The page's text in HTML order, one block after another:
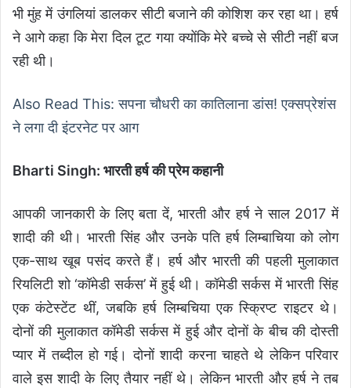
भी मुंह में उंगलियां डालकर सीटी बजाने की कोशिश कर रहा था। हर्ष
ने आगे कहा कि मेरा दिल टूट गया क्योंकि मेरे बच्चे से सीटी नहीं बज
रही थी।
Also Read This: सपना चौधरी का कातिलाना डांस! एक्सप्रेशंस
ने लगा दी इंटरनेट पर आग
Bharti Singh: भारती हर्ष की प्रेम कहानी
आपकी जानकारी के लिए बता दें, भारती और हर्ष ने साल 2017 में
शादी की थी। भारती सिंह और उनके पति हर्ष लिम्बाचिया को लोग
एक-साथ खूब पसंद करते हैं। हर्ष और भारती की पहली मुलाकात
रियलिटी शो ‘कॉमेडी सर्कस’ में हुई थी। कॉमेडी सर्कस में भारती सिंह
एक कंटेस्टेंट थीं, जबकि हर्ष लिम्बचिया एक स्क्रिप्ट राइटर थे।
दोनों की मुलाकात कॉमेडी सर्कस में हुई और दोनों के बीच की दोस्ती
प्यार में तब्दील हो गई। दोनों शादी करना चाहते थे लेकिन परिवार
वाले इस शादी के लिए तैयार नहीं थे। लेकिन भारती और हर्ष ने तब